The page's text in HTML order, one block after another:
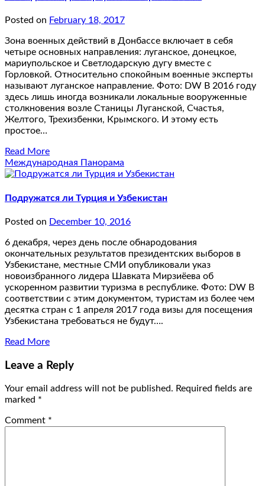
Posted on February 18, 2017
Зона военных действий в Донбассе включает в себя
четыре основных направления: луганское, донецкое,
мариупольское и Светлодарскую дугу вместе с
Горловкой. Относительно спокойным военные эксперты
называют луганское направление. Фото: DW В 2016 году
здесь лишь иногда возникали локальные вооруженные
столкновения возле Станицы Луганской, Счастья,
Желтого, Трехизбенки, Крымского. И этому есть
простое…
Read More
Международная Панорама
Подружатся ли Турция и Узбекистан
Posted on December 10, 2016
6 декабря, через день после обнародования
окончательных результатов президентских выборов в
Узбекистане, местные СМИ опубликовали указ
новоизбранного лидера Шавката Мирзиёева об
ускоренном развитии туризма в республике. Фото: DW В
соответствии с этим документом, туристам из более чем
десятка стран с 1 апреля 2017 года визы для посещения
Узбекистана требоваться не будут….
Read More
Leave a Reply
Your email address will not be published. Required fields are
marked *
Comment *